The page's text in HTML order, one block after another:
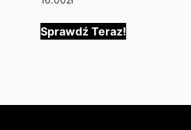
Sprawdź Teraz!